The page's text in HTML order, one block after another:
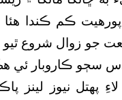
سڄو ڪاروبار ئي هڪ
پهتل نيوز لينز